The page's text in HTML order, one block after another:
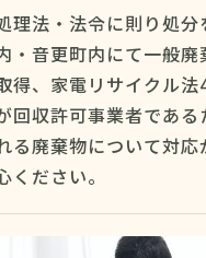
理法・法令に則り処分
・音更町内にて一般廃
得、家電リサイクル法
回収許可事業者である
る廃棄物について対応
ください。